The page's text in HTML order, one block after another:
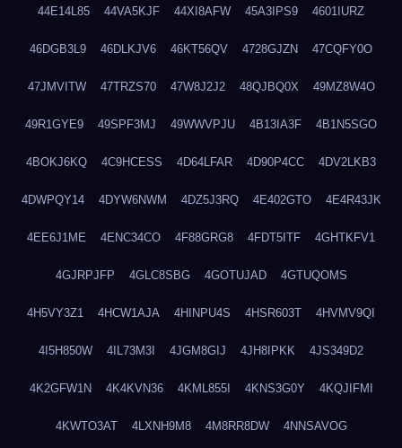
44E14L85 44VA5KJF 44XI8AFW 45A3IPS9 4601IURZ
46DGB3L9 46DLKJV6 46KT56QV 4728GJZN 47CQFY0O
47JMVITW 47TRZS70 47W8J2J2 48QJBQ0X 49MZ8W4O
49R1GYE9 49SPF3MJ 49WWVPJU 4B13IA3F 4B1N5SGO
4BOKJ6KQ 4C9HCESS 4D64LFAR 4D90P4CC 4DV2LKB3
4DWPQY14 4DYW6NWM 4DZ5J3RQ 4E402GTO 4E4R43JK
4EE6J1ME 4ENC34CO 4F88GRG8 4FDT5ITF 4GHTKFV1
4GJRPJFP 4GLC8SBG 4GOTUJAD 4GTUQOMS
4H5VY3Z1 4HCW1AJA 4HINPU4S 4HSR603T 4HVMV9QI
4I5H850W 4IL73M3I 4JGM8GIJ 4JH8IPKK 4JS349D2
4K2GFW1N 4K4KVN36 4KML855I 4KNS3G0Y 4KQJIFMI
4KWTO3AT 4LXNH9M8 4M8RR8DW 4NNSAVOG